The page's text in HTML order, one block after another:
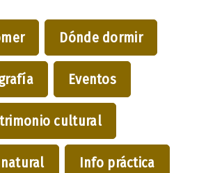
Dónde dormir
Eventos
cultural
Info práctica